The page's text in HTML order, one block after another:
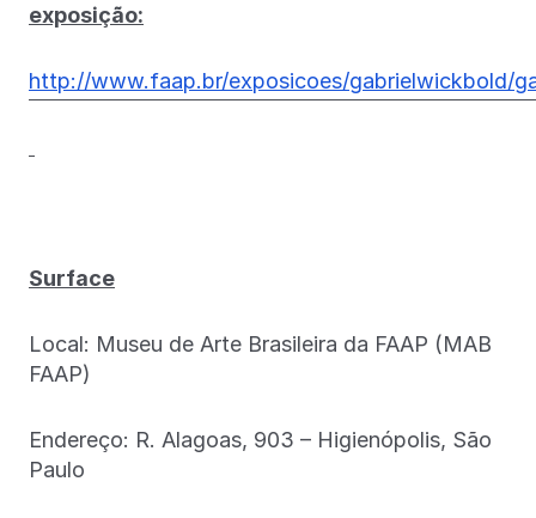
exposição:
http://www.faap.br/exposicoes/gabrielwickbold/
Surface
Local: Museu de Arte Brasileira da FAAP (MAB
FAAP)
Endereço: R. Alagoas, 903 – Higienópolis, São
Paulo